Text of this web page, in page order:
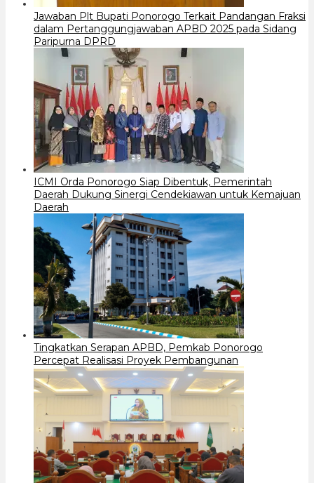
Jawaban Plt Bupati Ponorogo Terkait Pandangan Fraksi
dalam Pertanggungjawaban APBD 2025 pada Sidang
Paripurna DPRD
ICMI Orda Ponorogo Siap Dibentuk, Pemerintah
Daerah Dukung Sinergi Cendekiawan untuk Kemajuan
Daerah
Tingkatkan Serapan APBD, Pemkab Ponorogo
Percepat Realisasi Proyek Pembangunan